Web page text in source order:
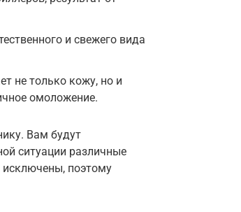
и свежего вида
не только кожу, но и
омоложение.
Вам будут
ситуации различные
исключены, поэтому